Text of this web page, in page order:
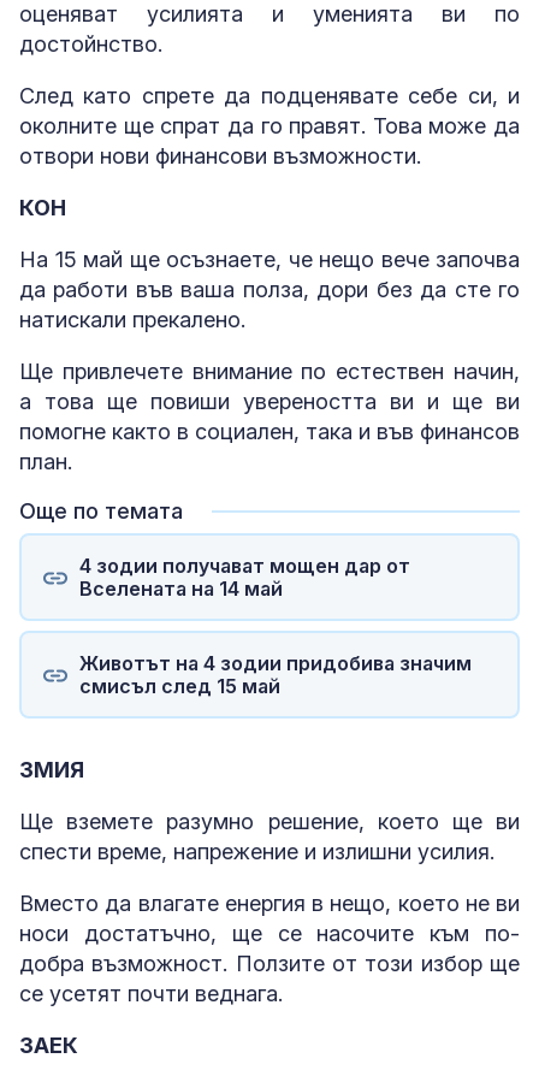
оценяват усилията и уменията ви по
достойнство.
След като спрете да подценявате себе си, и
околните ще спрат да го правят. Това може да
отвори нови финансови възможности.
КОН
На 15 май ще осъзнаете, че нещо вече започва
да работи във ваша полза, дори без да сте го
натискали прекалено.
Ще привлечете внимание по естествен начин,
а това ще повиши увереността ви и ще ви
помогне както в социален, така и във финансов
план.
Още по темата
4 зодии получават мощен дар от
Вселената на 14 май
Животът на 4 зодии придобива значим
смисъл след 15 май
ЗМИЯ
Ще вземете разумно решение, което ще ви
спести време, напрежение и излишни усилия.
Вместо да влагате енергия в нещо, което не ви
носи достатъчно, ще се насочите към по-
добра възможност. Ползите от този избор ще
се усетят почти веднага.
ЗАЕК